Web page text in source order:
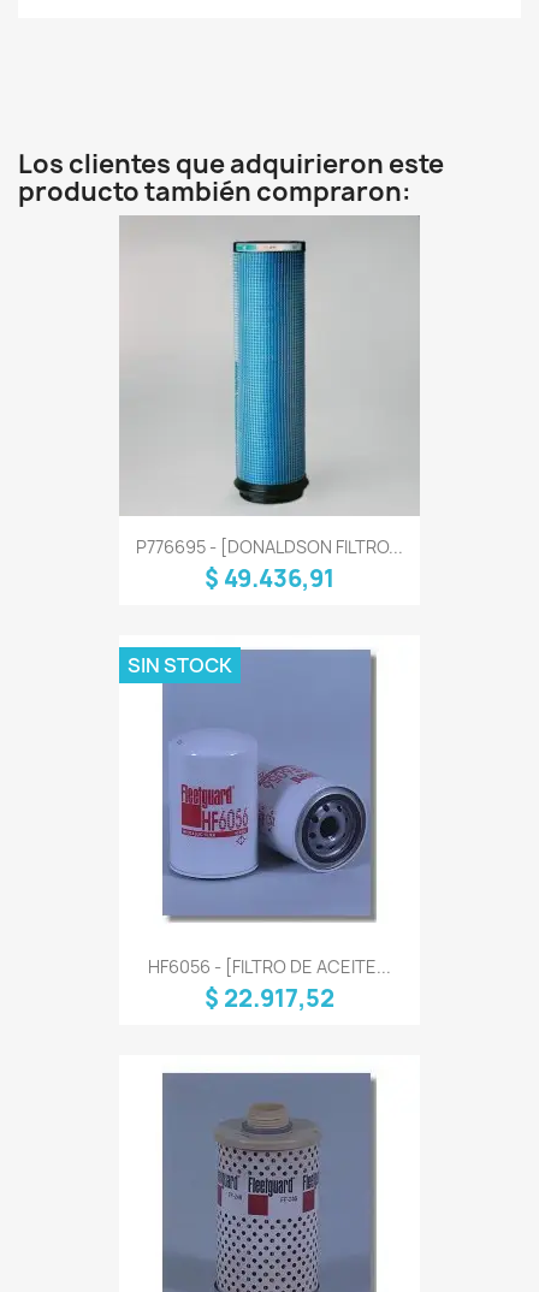
Los clientes que adquirieron este
producto también compraron:
P776695 - [DONALDSON FILTRO...
$ 49.436,91
HF6056 - [FILTRO DE ACEITE...
$ 22.917,52
SIN STOCK